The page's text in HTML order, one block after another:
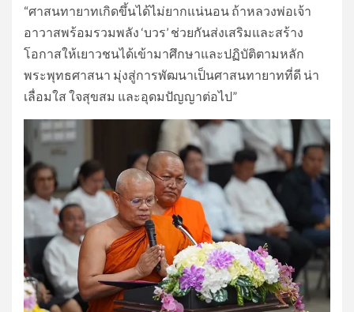
“ศาสนทายาทเกิดขึ้นได้ไม่ยากแน่นอน ถ้าหลวงพ่อเจ้า
อาวาสพร้อมรวมพลัง ‘บวร’ ช่วยกันส่งเสริมและสร้าง
โอกาสให้เยาวชนได้เข้ามาศึกษาและปฏิบัติตามหลัก
พระพุทธศาสนา มุ่งสู่การพัฒนาเป็นศาสนทายาทที่ดี น่า
เลื่อมใส ใจสุขสม และอุดมปัญญาต่อไป”